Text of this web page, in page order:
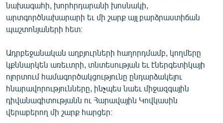
ՊԱՏԵՐԱԶՄԻ 6 ՇԱԲԱԹՆԵՐԸ
ՏԱՐԱԾԱՇՐՋԱՆ
ՄՇԱԿՈՒՅԹ
ՍՊՈՐՏ
ՄԵԿՆԱԲԱՆՈՒԹՅՈՒՆ
ՏՏ ԵՒ ԻՆՏԵՐՆԵՏ
նախագահի, խորհրդարանի խոսնակի,
արտգործնախարարի եւ մի շարք այլ բարձրաստիճան
պաշտոնյաների հետ։
Ադրբեջանական աղբյուրների հաղորդմամբ, կողմերը
կքննարկեն առեւտրի, տնտեսության եւ էներգետիկայի
ոլորտում համագործակցությունը ընդարձակելու
հնարավորությունները, ինչպես նաեւ միջազգային
դիվանագիտությանն ու Հարավային Կովկասին
վերաբերող մի շարք հարցեր։